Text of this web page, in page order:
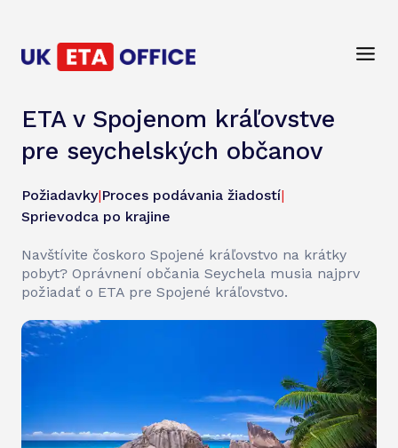
ETA v Spojenom kráľovstve
pre seychelských občanov
Požiadavky|Proces podávania žiadostí|
Sprievodca po krajine
Navštívite čoskoro Spojené kráľovstvo na krátky
pobyt? Oprávnení občania Seychela musia najprv
požiadať o ETA pre Spojené kráľovstvo.